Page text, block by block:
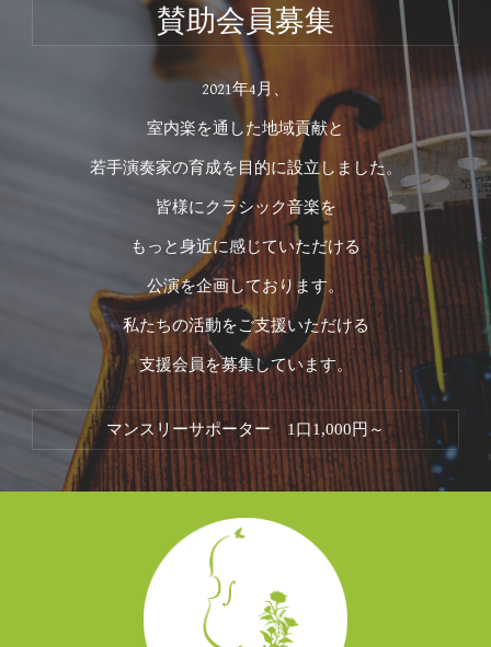
賛助会員募集
2021年4月、
室内楽を通した地域貢献と
若手演奏家の育成を目的に設立しました。
皆様にクラシック音楽を
もっと身近に感じていただける
公演を企画しております。
私たちの活動をご支援いただける
支援会員を募集しています。
マンスリーサポーター　1口1,000円～